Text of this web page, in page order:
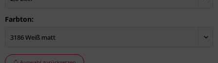
Farbton: